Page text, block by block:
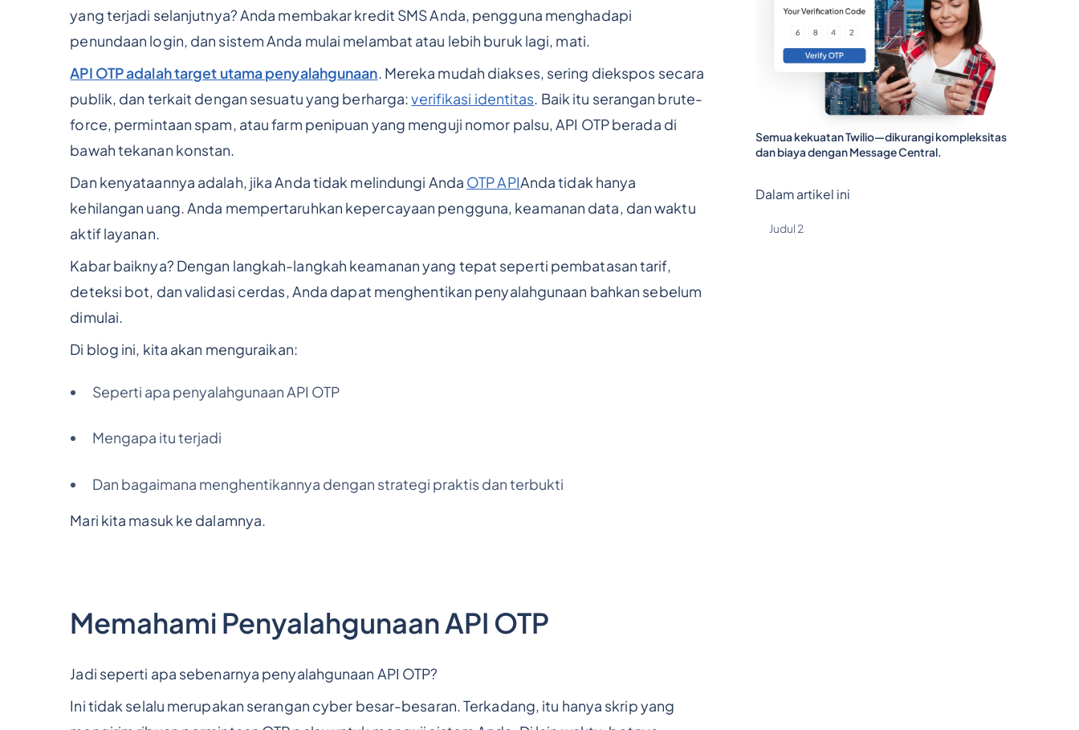
yang terjadi selanjutnya? Anda membakar kredit SMS Anda, pengguna menghadapi
penundaan login, dan sistem Anda mulai melambat atau lebih buruk lagi, mati.
API OTP adalah target utama penyalahgunaan. Mereka mudah diakses, sering diekspos secara
publik, dan terkait dengan sesuatu yang berharga:verifikasi identitas. Baik itu serangan brute-
force, permintaan spam, atau farm penipuan yang menguji nomor palsu, API OTP berada di
bawah tekanan konstan.
Dan kenyataannya adalah, jika Anda tidak melindungi Anda OTP APIAnda tidak hanya
kehilangan uang. Anda mempertaruhkan kepercayaan pengguna, keamanan data, dan waktu
aktif layanan.
Kabar baiknya? Dengan langkah-langkah keamanan yang tepat seperti pembatasan tarif,
deteksi bot, dan validasi cerdas, Anda dapat menghentikan penyalahgunaan bahkan sebelum
dimulai.
Di blog ini, kita akan menguraikan:
Seperti apa penyalahgunaan API OTP
Mengapa itu terjadi
Dan bagaimana menghentikannya dengan strategi praktis dan terbukti
Mari kita masuk ke dalamnya.
Memahami Penyalahgunaan API OTP
Jadi seperti apa sebenarnya penyalahgunaan API OTP?
Ini tidak selalu merupakan serangan cyber besar-besaran. Terkadang, itu hanya skrip yang
Semua kekuatan Twilio—dikurangi kompleksitas
dan biaya dengan Message Central.
Dalam artikel ini
Judul 2